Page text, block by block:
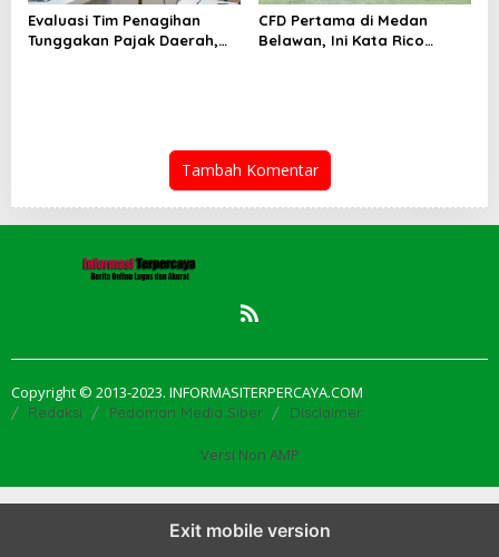
Evaluasi Tim Penagihan
Tunggakan Pajak Daerah,
CFD Pertama di Medan
Belawan, Ini Kata Rico
Tambah Komentar
Copyright © 2013-2023. INFORMASITERPERCAYA.COM
Redaksi Pedoman Media Siber Disclaimer
Versi Non AMP
Exit mobile version